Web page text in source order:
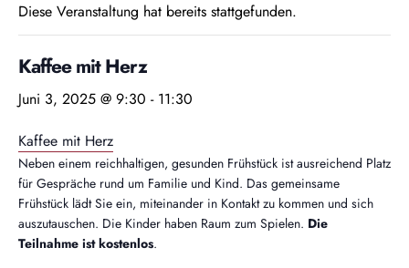
Diese Veranstaltung hat bereits stattgefunden.
Kaffee mit Herz
Juni 3, 2025 @ 9:30 - 11:30
Kaffee mit Herz
Neben einem reichhaltigen, gesunden Frühstück ist ausreichend Platz
für Gespräche rund um Familie und Kind. Das gemeinsame
Frühstück lädt Sie ein, miteinander in Kontakt zu kommen und sich
auszutauschen. Die Kinder haben Raum zum Spielen. Die
Teilnahme ist kostenlos.